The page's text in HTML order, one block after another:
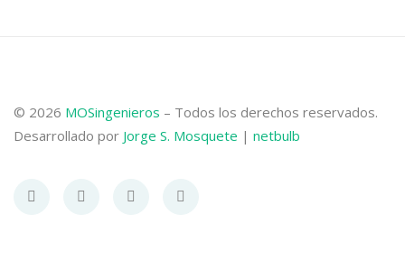
© 2026 MOSingenieros – Todos los derechos reservados.
Desarrollado por Jorge S. Mosquete | netbulb